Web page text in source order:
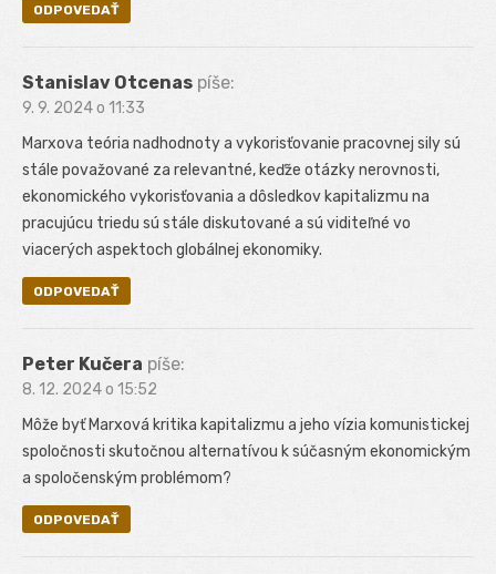
ODPOVEDAŤ
Stanislav Otcenas píše:
9. 9. 2024 o 11:33
Marxova teória nadhodnoty a vykorisťovanie pracovnej sily sú
stále považované za relevantné, keďže otázky nerovnosti,
ekonomického vykorisťovania a dôsledkov kapitalizmu na
pracujúcu triedu sú stále diskutované a sú viditeľné vo
viacerých aspektoch globálnej ekonomiky.
ODPOVEDAŤ
Peter Kučera píše:
8. 12. 2024 o 15:52
Môže byť Marxová kritika kapitalizmu a jeho vízia komunistickej
spoločnosti skutočnou alternatívou k súčasným ekonomickým
a spoločenským problémom?
ODPOVEDAŤ